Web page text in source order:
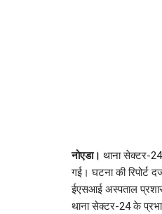
नोएडा। थाना सेक्टर-
गई। घटना की रिपोर्ट
ईएसआई अस्पताल
थाना सेक्टर-24 के